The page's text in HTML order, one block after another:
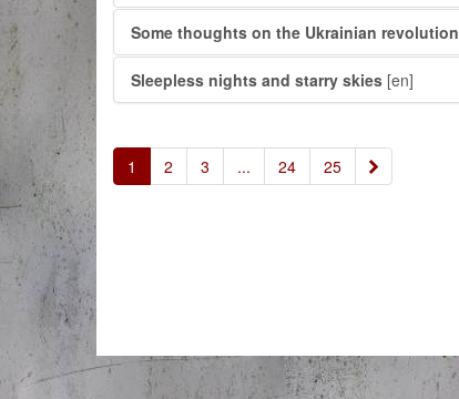
Some thoughts on the Ukrainian revolution
Sleepless nights and starry skies [en]
1 2 3 ... 24 25 »